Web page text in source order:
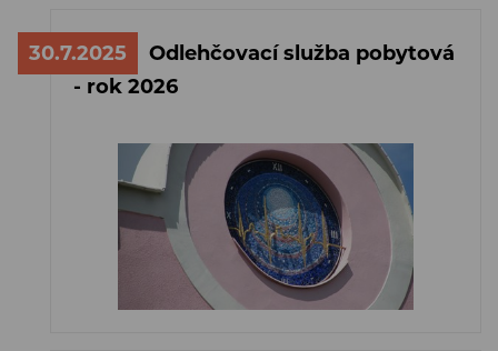
30.7.2025
Odlehčovací služba pobytová
- rok 2026